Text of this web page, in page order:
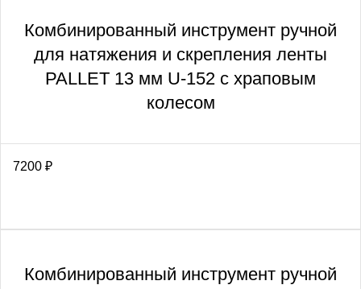
Комбинированный инструмент ручной
для натяжения и скрепления ленты
PALLET 13 мм U-152 с храповым
колесом
7200 ₽
Комбинированный инструмент ручной